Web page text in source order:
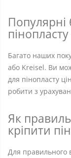
Багато наших
або Kreisel. Ви
для пінопласту
робити з
Як
кріпити
Для правильного